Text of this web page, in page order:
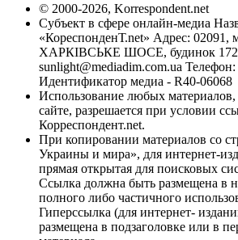
© 2000-2026, Korrespondent.net
Субъект в сфере онлайн-медиа
«КореспонденТ.net» Адрес: 02091,
ХАРКІВСЬКЕ ШОСЕ, будинок 172-
sunlight@mediadim.com.ua Телефон:
Идентификатор медиа - R40-06068
Использование любых
сайте, разрешается при условии
Корреспондент.net.
При копировании материалов со
Украины и мира», для интернет-
прямая открытая для поисковых
Ссылка должна быть размещена в
полного либо частичного
Гиперссылка (для интернет-
размещена в подзаголовке или в